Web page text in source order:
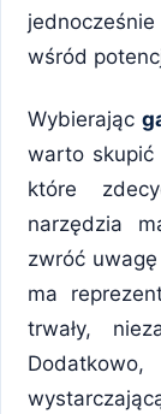
wśród
Wybierając
warto skupić
które
narzędzia
zwróć
ma
trwały,